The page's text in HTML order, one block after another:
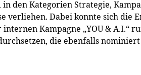
den Kategorien Strategie,
verliehen. Dabei konnte sich die
Kampagne „YOU & A.I.“
die ebenfalls